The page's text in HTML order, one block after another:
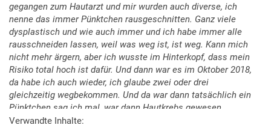
gegangen zum Hautarzt und mir wurden auch diverse, ich
nenne das immer Pünktchen rausgeschnitten. Ganz viele
dysplastisch und wie auch immer und ich habe immer alle
rausschneiden lassen, weil was weg ist, ist weg. Kann mich
nicht mehr ärgern, aber ich wusste im Hinterkopf, dass mein
Risiko total hoch ist dafür. Und dann war es im Oktober 2018,
da habe ich auch wieder, ich glaube zwei oder drei
gleichzeitig wegbekommen. Und da war dann tatsächlich ein
Pünktchen sag ich mal, war dann Hautkrebs gewesen.
Allerdings in einem sehr frühen Stadium, Stadium eins und
Verwandte Inhalte